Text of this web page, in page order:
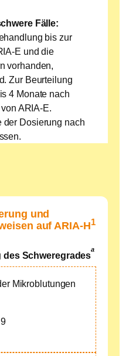
Fälle:
bis zur
E und die
vorhanden,
Zur Beurteilung
4 Monate nach
ARIA-E.
der Dosierung nach
und
auf ARIA-H1
des Schweregrades
a
Mikroblutungen